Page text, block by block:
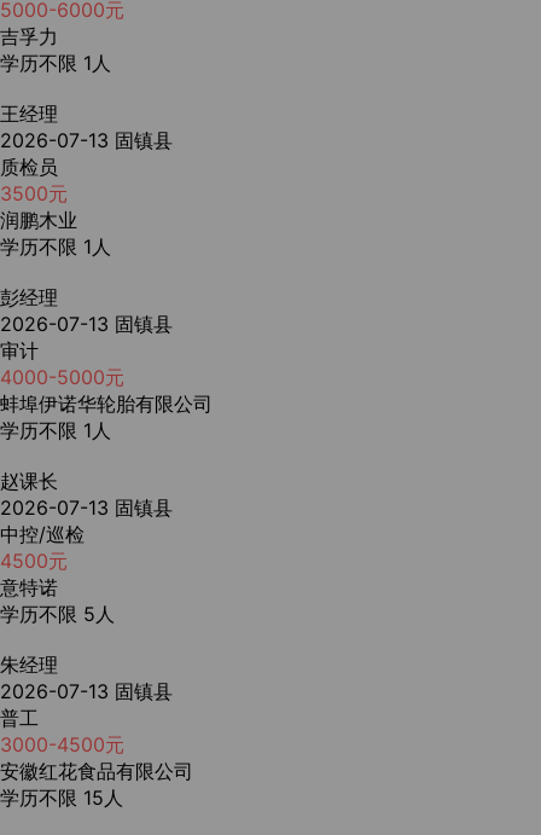
5000-6000元
吉孚力
学历不限 1人
王经理
2026-07-13 固镇县
质检员
3500元
润鹏木业
学历不限 1人
彭经理
2026-07-13 固镇县
审计
4000-5000元
蚌埠伊诺华轮胎有限公司
学历不限 1人
赵课长
2026-07-13 固镇县
中控/巡检
4500元
意特诺
学历不限 5人
朱经理
2026-07-13 固镇县
普工
3000-4500元
安徽红花食品有限公司
学历不限 15人